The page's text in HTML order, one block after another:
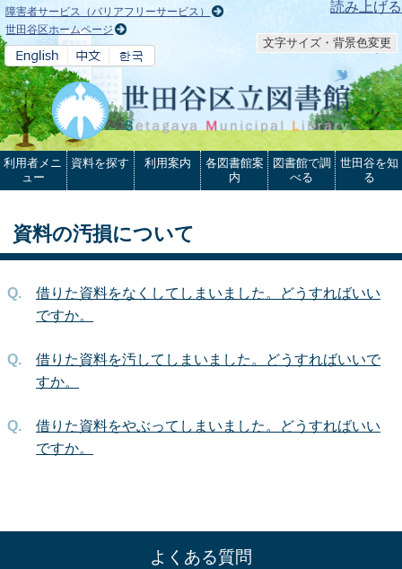
本文へ 読み上げる
障害者サービス（バリアフリーサービス）
世田谷区ホームページ
文字サイズ・背景色変更
利用者メニ
ュー
資料を探す 利用案内
各図書館案
内
図書館で調
べる
世田谷を知
る
資料の汚損について
借りた資料をなくしてしまいました。どうすればいい
ですか。
借りた資料を汚してしまいました。どうすればいいで
すか。
借りた資料をやぶってしまいました。どうすればいい
ですか。
よくある質問